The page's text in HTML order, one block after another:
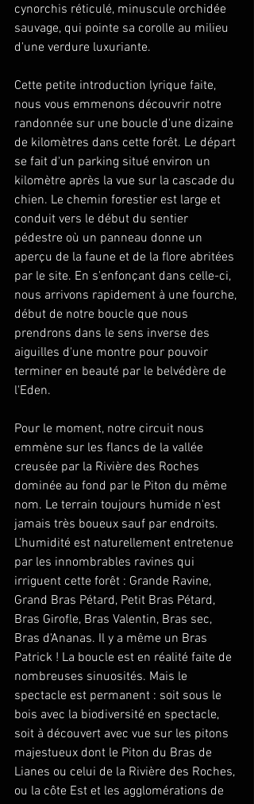
cynorchis réticulé, minuscule orchidée
sauvage, qui pointe sa corolle au milieu
d'une verdure luxuriante.
Cette petite introduction lyrique faite,
nous vous emmenons découvrir notre
randonnée sur une boucle d'une dizaine
de kilomètres dans cette forêt. Le départ
se fait d'un parking situé environ un
kilomètre après la vue sur la cascade du
chien. Le chemin forestier est large et
conduit vers le début du sentier
pédestre où un panneau donne un
aperçu de la faune et de la flore abritées
par le site. En s'enfonçant dans celle-ci,
nous arrivons rapidement à une fourche,
début de notre boucle que nous
prendrons dans le sens inverse des
aiguilles d'une montre pour pouvoir
terminer en beauté par le belvédère de
l'Eden.
Pour le moment, notre circuit nous
emmène sur les flancs de la vallée
creusée par la Rivière des Roches
dominée au fond par le Piton du même
nom. Le terrain toujours humide n'est
jamais très boueux sauf par endroits.
L'humidité est naturellement entretenue
par les innombrables ravines qui
irriguent cette forêt : Grande Ravine,
Grand Bras Pétard, Petit Bras Pétard,
Bras Girofle, Bras Valentin, Bras sec,
Bras d'Ananas. Il y a même un Bras
Patrick ! La boucle est en réalité faite de
nombreuses sinuosités. Mais le
spectacle est permanent : soit sous le
bois avec la biodiversité en spectacle,
soit à découvert avec vue sur les pitons
majestueux dont le Piton du Bras de
Lianes ou celui de la Rivière des Roches,
ou la côte Est et les agglomérations de